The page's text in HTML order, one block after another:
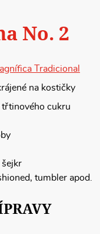
No. 2
Tradicional
na kostičky
cukru
šejkr
tumbler apod.